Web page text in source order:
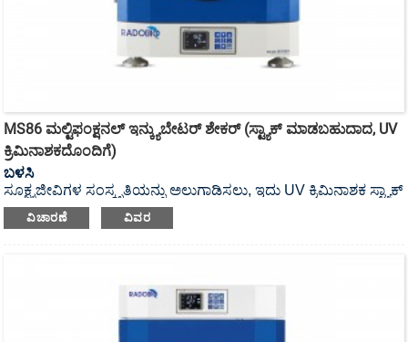
MS86 ಮಲ್ಟಿಫಂಕ್ಷನಲ್ ಇನ್ಕ್ಯುಬೇಟರ್ ಶೇಕರ್ (ಸ್ಟ್ಯಾಕ್ ಮಾಡಬಹುದಾದ, UV
ಕ್ರಿಮಿನಾಶಕದೊಂದಿಗೆ)
ಬಳಸಿ
ಸೂಕ್ಷ್ಮಜೀವಿಗಳ ಸಂಸ್ಕೃತಿಯನ್ನು ಅಲುಗಾಡಿಸಲು, ಇದು UV ಕ್ರಿಮಿನಾಶಕ ಸ್ಟ್ಯಾಕ್
ಮಾಡಬಹುದಾದ ಇನ್ಕ್ಯುಬೇಟರ್ ಶೇಕರ್ ಆಗಿದೆ.
ವಿಚಾರಣೆ ವಿವರ